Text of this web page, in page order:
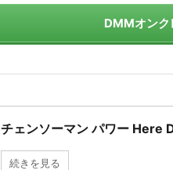
DMMオンク
チェンソーマン パワー Here
続きを見る